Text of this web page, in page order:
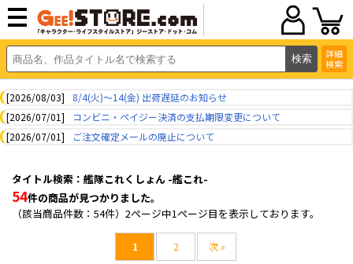
詳細
検索
[2026/08/03]
8/4(火)～14(金) 出荷遅延のお知らせ
[2026/07/01]
コンビニ・ペイジー決済の支払期限変更について
[2026/07/01]
ご注文確定メールの廃止について
タイトル検索：艦隊これくしょん -艦これ-
54件の商品が見つかりました。
（該当商品件数：54件）2ページ中1ページ目を表示しております。
1 2 次 »